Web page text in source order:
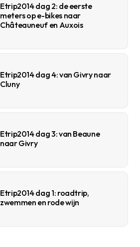
Etrip2014 dag 2: de eerste
meters op e-bikes naar
Châteauneuf en Auxois
Etrip2014 dag 4: van Givry naar
Cluny
Etrip2014 dag 3: van Beaune
naar Givry
Etrip2014 dag 1: roadtrip,
zwemmen en rode wijn